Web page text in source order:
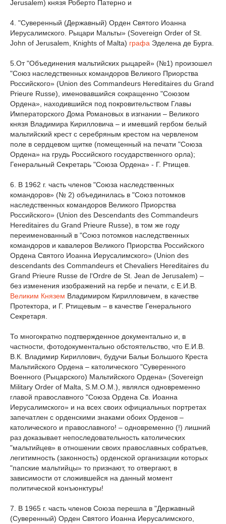
Jerusalem) князя Роберто Патерно и
4. "Суверенный (Державный) Орден Святого Иоанна
Иерусалимского. Рыцари Мальты» (Sovereign Order of St.
John of Jerusalem, Knights of Malta) графа Эделена де Бурга.
5.От "Объединения мальтийских рыцарей» (№1) произошел
"Союз наследственных командоров Великого Приорства
Российского» (Union des Commandeurs Hereditaires du Grand
Prieure Russe), именовавшийся сокращенно "Союзом
Ордена», находившийся под покровительством Главы
Императорского Дома Романовых в изгнании – Великого
князя Владимира Кирилловича – и имевший гербом белый
мальтийский крест с серебряным крестом на червленом
поле в сердцевом щитке (помещенный на печати "Союза
Ордена» на грудь Российского государственного орла);
Генеральный Секретарь "Союза Ордена» - Г. Ртищев.
6. В 1962 г. часть членов "Союза наследственных
командоров» (№ 2) объединилась в "Союз потомков
наследственных командоров Великого Приорства
Российского» (Union des Descendants des Commandeurs
Hereditaires du Grand Prieure Russe), в том же году
переименованный в "Союз потомков наследственных
командоров и кавалеров Великого Приорства Российского
Ордена Святого Иоанна Иерусалимского» (Union des
descendants des Commandeurs et Chevaliers Нereditaires du
Grand Prieure Russe de l‘Ordre de St. Jean de Jerusalem) –
без изменения изображений на гербе и печати, с Е.И.В.
Великим Князем Владимиром Кирилловичем, в качестве
Протектора, и Г. Ртищевым – в качестве Генерального
Секретаря.
То многократно подтвержденное документально и, в
частности, фотодокументально обстоятельство, что Е.И.В.
В.К. Владимир Кириллович, будучи Бальи Большого Креста
Мальтийского Ордена – католического "Суверенного
Военного (Рыцарского) Мальтийского Ордена» (Sovereign
Military Order of Malta, S.M.O.M.), являлся одновременно
главой православного "Союза Ордена Св. Иоанна
Иерусалимского» и на всех своих официальных портретах
запечатлен с орденскими знаками обоих Орденов –
католического и православного! – одновременно (!) лишний
раз доказывает непоследовательность католических
"мальтийцев» в отношении своих православных собратьев,
легитимность (законность) орденской организации которых
"папские мальтийцы» то признают, то отвергают, в
зависимости от сложившейся на данный момент
политической конъюнктуры!
7. В 1965 г. часть членов Союза перешла в "Державный
(Суверенный) Орден Святого Иоанна Иерусалимского,